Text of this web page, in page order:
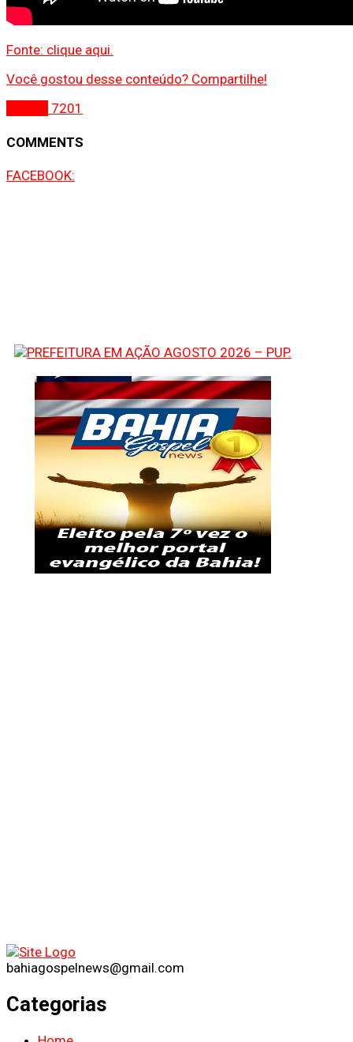
Fonte: clique aqui.
Você gostou desse conteúdo? Compartilhe!
7201
COMMENTS
FACEBOOK:
bahiagospelnews@gmail.com
Categorias